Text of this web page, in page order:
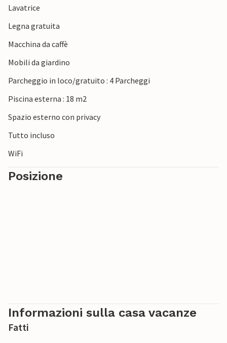
Lavatrice
Legna gratuita
Macchina da caffè
Mobili da giardino
Parcheggio in loco/gratuito : 4 Parcheggi
Piscina esterna : 18 m2
Spazio esterno con privacy
Tutto incluso
WiFi
Posizione
Informazioni sulla casa vacanze
Fatti